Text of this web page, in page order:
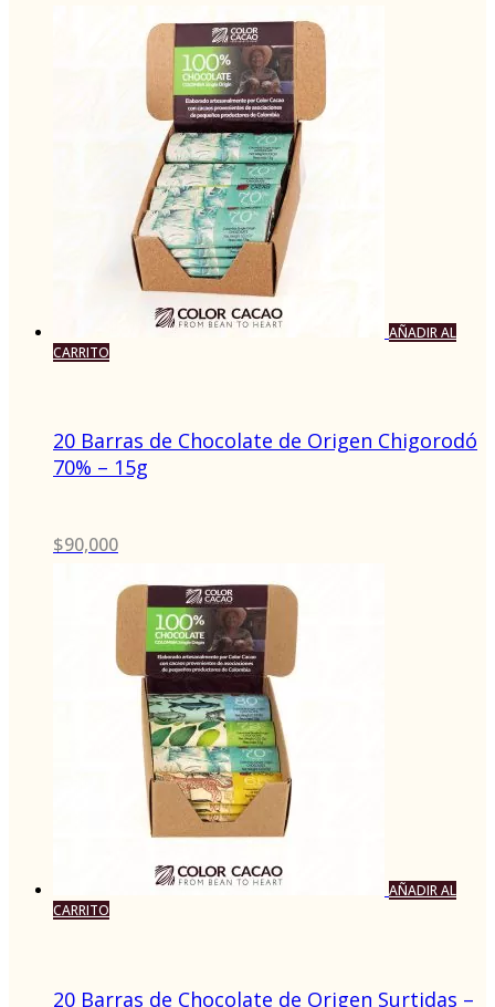
AÑADIR AL
CARRITO
20 Barras de Chocolate de Origen Chigorodó
70% – 15g
$90,000
AÑADIR AL
CARRITO
20 Barras de Chocolate de Origen Surtidas –